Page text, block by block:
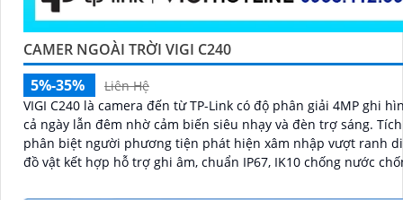
CAMER NGOÀI TRỜI VIGI C240
5%-35%
Liên Hệ
VIGI C240 là camera đến từ TP-Link có độ phân giải 4MP ghi
cả ngày lẫn đêm nhờ cảm biến siêu nhạy và đèn trợ sáng. Tích hợp AI
phân biệt người phương tiện phát hiện xâm nhập vượt ranh
đồ vật kết hợp hỗ trợ ghi âm, chuẩn IP67, IK10 chống nước